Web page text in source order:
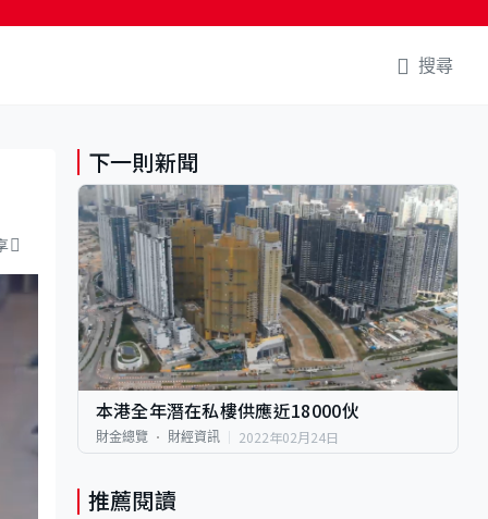
搜尋
下一則新聞
本港全年潛在私樓供應近18000伙
財金總覽 財經資訊 2022年02月24日
推薦閱讀